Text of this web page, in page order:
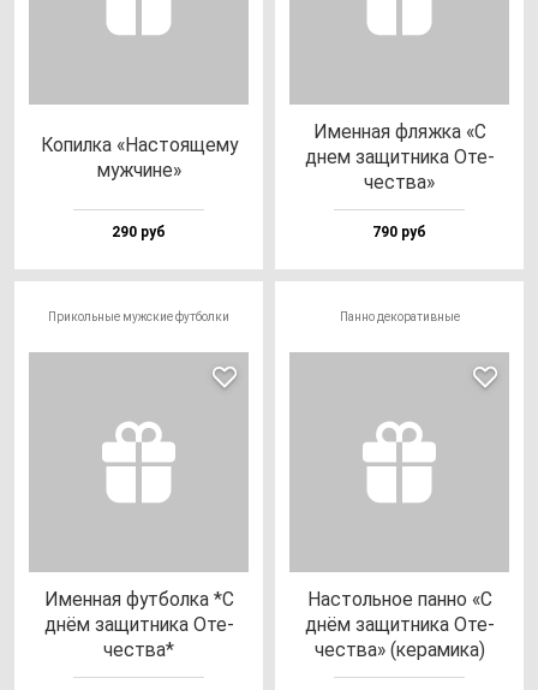
Копил­ка «Нас­то­яще­му
муж­чи­не»
290 руб
Имен­ная фляж­ка «С
днем за­щит­ни­ка Оте­
чес­тва»
790 руб
Прикольные мужские футболки
Имен­ная фут­бол­ка *С
днём за­щит­ни­ка Оте­
чес­тва*
Панно декоративные
Нас­толь­ное пан­но «С
днём за­щит­ни­ка Оте­
чес­тва» (ке­ра­ми­ка)